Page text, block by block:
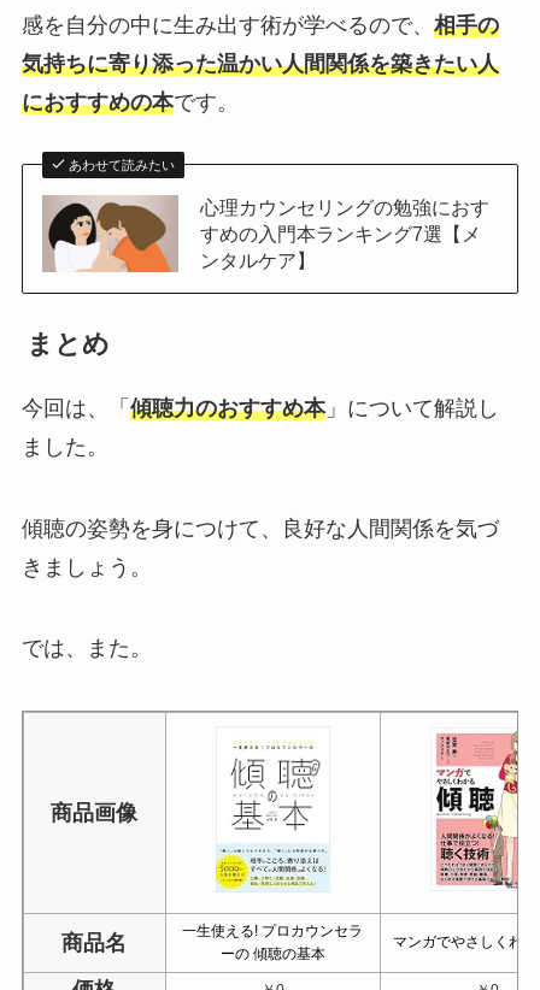
感を自分の中に生み出す術が学べるので、 相手の
気持ちに寄り添った温かい人間関係を築きたい人
におすすめの本です。
あわせて読みたい
心理カウンセリングの勉強におす
すめの入門本ランキング7選【メ
ンタルケア】
まとめ
今回は、「 傾聴力のおすすめ本」について解説し
ました。
傾聴の姿勢を身につけて、良好な人間関係を気づ
きましょう。
では、また。
商品画像
商品名
一生使える! プロカウンセラ
ーの 傾聴の基本
マンガでやさしくわ